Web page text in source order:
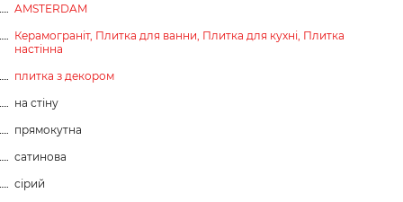
AMSTERDAM
Керамограніт, Плитка для ванни, Плитка для кухні, Плитка
настінна
плитка з декором
на стіну
прямокутна
сатинова
сірий